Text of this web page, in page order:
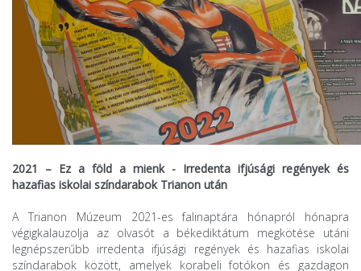
2021 – Ez a föld a mienk - Irredenta ifjúsági regények és
hazafias iskolai színdarabok Trianon után
A Trianon Múzeum 2021-es falinaptára hónapról hónapra
végigkalauzolja az olvasót a békediktátum megkötése utáni
legnépszerűbb irredenta ifjúsági regények és hazafias iskolai
színdarabok között, amelyek korabeli fotókon és gazdagon